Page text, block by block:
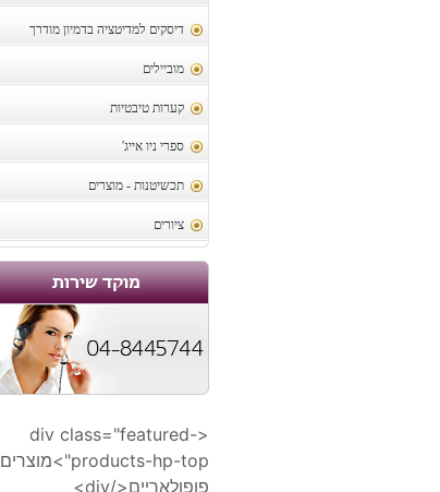
דיסקים למדיטציה בדמיון מודרך
מוביילים
קערות טיבטיות
ספרי ניו אייג'
תכשיטנות - מוצרים
ציורים
<div class="featured-
products-hp-top">מוצרים
פופולאריים</div>